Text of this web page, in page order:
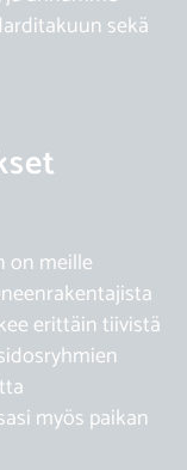
sekä
on meille
erittäin tiivistä
myös paikan